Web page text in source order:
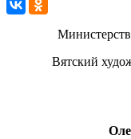
Вятский